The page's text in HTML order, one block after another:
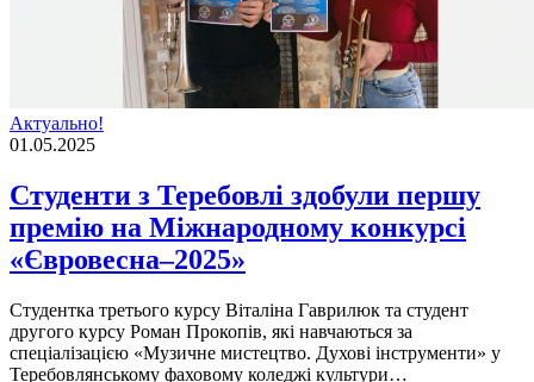
Актуально!
01.05.2025
Студенти з Теребовлі здобули першу
премію на Міжнародному конкурсі
«Євровесна–2025»
Студентка третього курсу Віталіна Гаврилюк та студент
другого курсу Роман Прокопів, які навчаються за
спеціалізацією «Музичне мистецтво. Духові інструменти» у
Теребовлянському фаховому коледжі культури…